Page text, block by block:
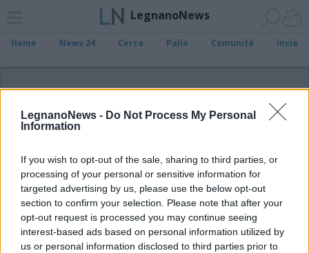
LegnanoNews - Do Not Process My Personal
Information
If you wish to opt-out of the sale, sharing to third parties, or
processing of your personal or sensitive information for
targeted advertising by us, please use the below opt-out
section to confirm your selection. Please note that after your
opt-out request is processed you may continue seeing
interest-based ads based on personal information utilized by
us or personal information disclosed to third parties prior to
LegnanoNews
Home News 24 Cerca Palio Comunità Invia
ADV
Archivio di "Linee guida scuola"
Filtro per data
Non è stato trovato nessun articolo.